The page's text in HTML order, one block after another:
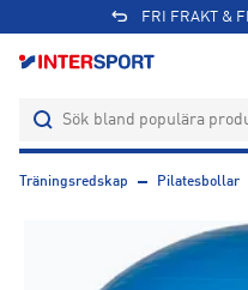
FRI FRAKT &
Träningsredskap Pilatesbollar